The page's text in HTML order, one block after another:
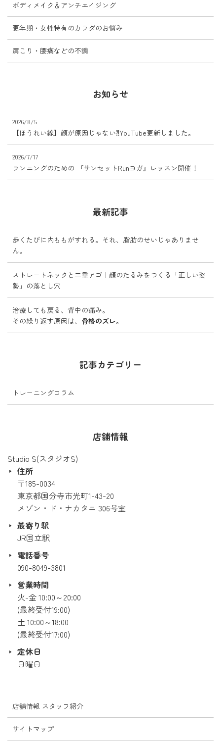
ボディメイク＆アンチエイジング
更年期・女性特有のカラダのお悩み
肩こり・腰痛などの不調
お知らせ
2026/8/5
【ほうれい線】顔が原因じゃない⁈YouTube更新しました。
2026/7/17
ランニングのための 『サンセットRunヨガ』レッスン開催！
最新記事
歩くたびに内ももがすれる。それ、脂肪のせいじゃありませ
ん。
ストレートネックと二重アゴ｜顔のたるみをつくる「正しい姿
勢」の落とし穴
治療しても戻る、背中の痛み。
その繰り返す原因は、 骨格のズレ。
記事カテゴリー
トレーニングコラム
店舗情報
Studio S(スタジオS)
住所
〒185-0034
東京都国分寺市光町1-43-20
メゾン・ド・ナカタニ 306号室
最寄り駅
JR国立駅
電話番号
090-8049-3801
営業時間
火-金 10:00～20:00
(最終受付19:00)
土 10:00～18:00
(最終受付17:00)
定休日
日曜日
店舗情報 スタッフ紹介
サイトマップ